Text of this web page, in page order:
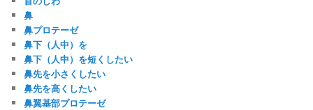
鼻
鼻プロテーゼ
鼻下（人中）を
鼻下（人中）を短くしたい
鼻先を小さくしたい
鼻先を高くしたい
鼻翼基部プロテーゼ